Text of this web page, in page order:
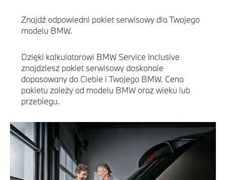
Znajdź odpowiedni pakiet serwisowy dla Twojego
modelu BMW.
Dzięki kalkulatorowi BMW Service Inclusive
znajdziesz pakiet serwisowy doskonale
dopasowany do Ciebie i Twojego BMW. Cena
pakietu zależy od modelu BMW oraz wieku lub
przebiegu.